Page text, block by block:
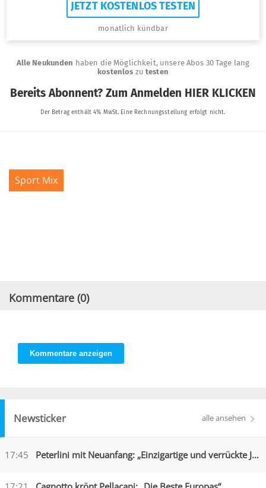
Sport Mix
Kommentare (0)
Kommentare anzeigen
Newsticker alle ansehen
17:45 Peterlini mit Neuanfang: „Einzigartige und verrückte Jahre“